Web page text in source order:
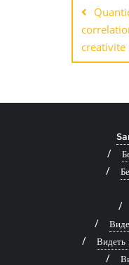
по
creativite
Видеть